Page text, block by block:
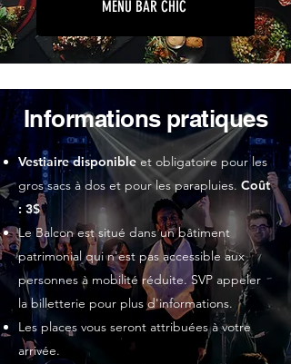
MENU BAR CHIC
Informations pratiques
Vestiaire disponibleet obligatoire pour les
gros sacs à dos et pour les parapluies. Coût
: 3$
Le Balcon est situé dans un bâtiment
patrimonial qui n'est pas accessible aux
personnes à mobilité réduite. SVP appeler
la billetterie pour plus d'informations.
Les places vous seront attribuées à votre
arrivée.